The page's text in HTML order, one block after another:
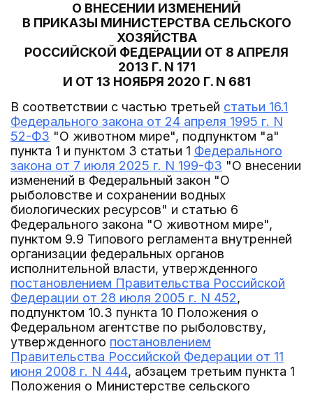
О ВНЕСЕНИИ ИЗМЕНЕНИЙ
В ПРИКАЗЫ МИНИСТЕРСТВА СЕЛЬСКОГО
ХОЗЯЙСТВА
РОССИЙСКОЙ ФЕДЕРАЦИИ ОТ 8 АПРЕЛЯ
2013 Г. N 171
И ОТ 13 НОЯБРЯ 2020 Г. N 681
В соответствии с частью третьей статьи 16.1
Федерального закона от 24 апреля 1995 г. N
52-ФЗ "О животном мире", подпунктом "а"
пункта 1 и пунктом 3 статьи 1 Федерального
закона от 7 июля 2025 г. N 199-ФЗ "О внесении
изменений в Федеральный закон "О
рыболовстве и сохранении водных
биологических ресурсов" и статью 6
Федерального закона "О животном мире",
пунктом 9.9 Типового регламента внутренней
организации федеральных органов
исполнительной власти, утвержденного
постановлением Правительства Российской
Федерации от 28 июля 2005 г. N 452,
подпунктом 10.3 пункта 10 Положения о
Федеральном агентстве по рыболовству,
утвержденного постановлением
Правительства Российской Федерации от 11
июня 2008 г. N 444, абзацем третьим пункта 1
Положения о Министерстве сельского